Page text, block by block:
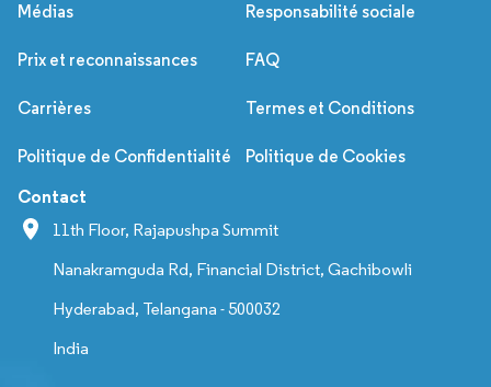
Médias Responsabilité sociale
Prix et reconnaissances FAQ
Carrières Termes et Conditions
Politique de Confidentialité Politique de Cookies
Contact
11th Floor, Rajapushpa Summit
Nanakramguda Rd, Financial District, Gachibowli
Hyderabad, Telangana - 500032
India